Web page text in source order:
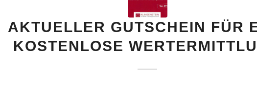
AKTUELLER GUTSCHEIN FÜR
KOSTENLOSE